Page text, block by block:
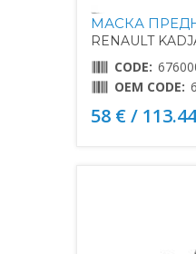
МАСКА
RENAULT
CODE:
OEM CODE:
58 € /